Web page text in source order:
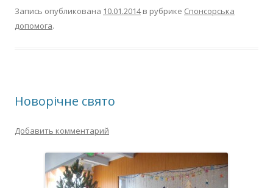
Запись опубликована 10.01.2014в рубрике Спонсорська
допомога.
Новорічне свято
Добавить комментарий